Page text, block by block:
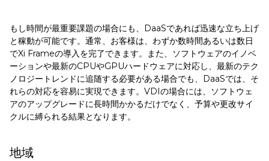
もし時間が最重要課題の場合にも、DaaSであれば迅速な立ち上げ
と稼動が可能です。通常、お客様は、わずか数時間あるいは数日
でXi Frameの導入を完了できます。また、ソフトウェアのイノベ
ーションや最新のCPUやGPUハードウェアに対応し、最新のテク
ノロジートレンドに追随する必要がある場合でも、DaaSでは、そ
れらの対応を容易に実現できます。VDIの場合には、ソフトウェ
アのアップグレードに長時間かかるだけでなく、予算や更改サイ
クルに縛られる結果となります。
地域